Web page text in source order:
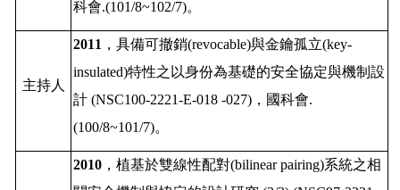
科會.(101/8~102/7)。
主持人
2011 ，具備可撤銷(revocable)與金鑰孤立(key-
insulated)特性之以身份為基礎的安全協定與機制設
計 (NSC100-2221-E-018 -027) ，國科會.
(100/8~101/7)。
2010 ，植基於雙線性配對(bilinear pairing)系統之相